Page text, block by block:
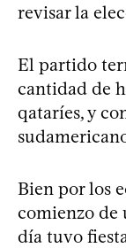
revisar la
El partido
cantidad de
qataríes, y
Bien por los
comienzo de
día tuvo